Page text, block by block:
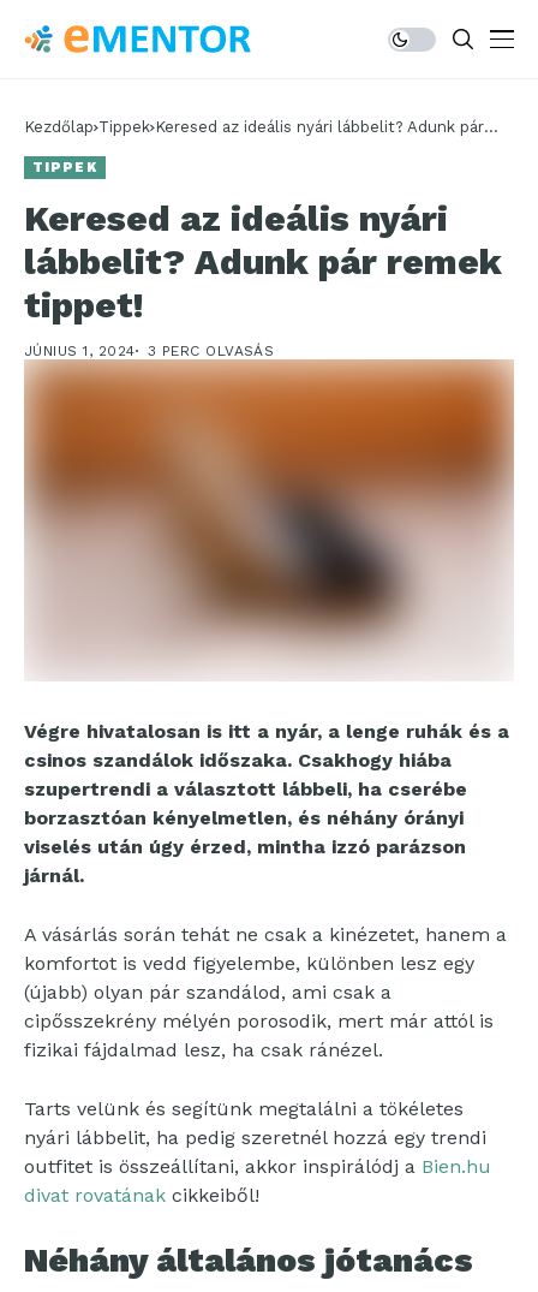
Kezdőlap Tippek Keresed az ideális nyári lábbelit? Adunk pár
TIPPEK
Keresed az ideális nyári
lábbelit? Adunk pár remek
tippet!
JÚNIUS 1, 2024 3 PERC OLVASÁS
Végre hivatalosan is itt a nyár, a lenge ruhák és a
csinos szandálok időszaka. Csakhogy hiába
szupertrendi a választott lábbeli, ha cserébe
borzasztóan kényelmetlen, és néhány órányi
viselés után úgy érzed, mintha izzó parázson
járnál.
A vásárlás során tehát ne csak a kinézetet, hanem a
komfortot is vedd figyelembe, különben lesz egy
(újabb) olyan pár szandálod, ami csak a
cipősszekrény mélyén porosodik, mert már attól is
fizikai fájdalmad lesz, ha csak ránézel.
Tarts velünk és segítünk megtalálni a tökéletes
nyári lábbelit, ha pedig szeretnél hozzá egy trendi
outfitet is összeállítani, akkor inspirálódj a Bien.hu
divat rovatának cikkeiből!
Néhány általános jótanács